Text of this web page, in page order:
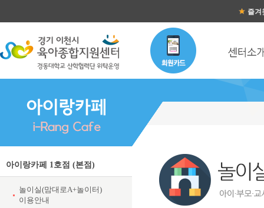
즐겨
아이랑카페 1호점 (본점)
놀이실(맘대로A+놀이터)
이용안내